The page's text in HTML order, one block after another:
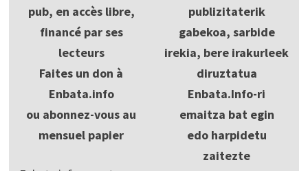
pub, en accès libre,
financé par ses
lecteurs
Faites un don à
Enbata.info
ou abonnez-vous au
mensuel papier
publizitaterik
gabekoa, sarbide
irekia, bere irakurleek
diruztatua
Enbata.Info-ri
emaitza bat egin
edo harpidetu
zaitezte